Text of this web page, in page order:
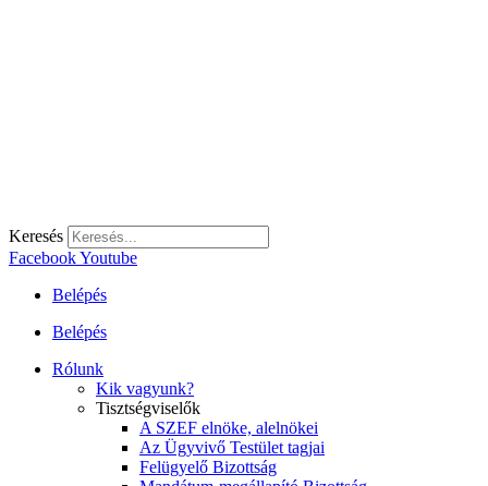
Keresés
FacebookYoutube
Belépés
Belépés
Rólunk
Kik vagyunk?
Tisztségviselők
A SZEF elnöke, alelnökei
Az Ügyvivő Testület tagjai
Felügyelő Bizottság